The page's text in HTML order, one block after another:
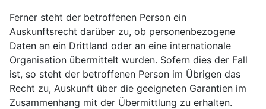
Ferner steht der betroffenen Person ein
Auskunftsrecht darüber zu, ob personenbezogene
Daten an ein Drittland oder an eine internationale
Organisation übermittelt wurden. Sofern dies der Fall
ist, so steht der betroffenen Person im Übrigen das
Recht zu, Auskunft über die geeigneten Garantien im
Zusammenhang mit der Übermittlung zu erhalten.